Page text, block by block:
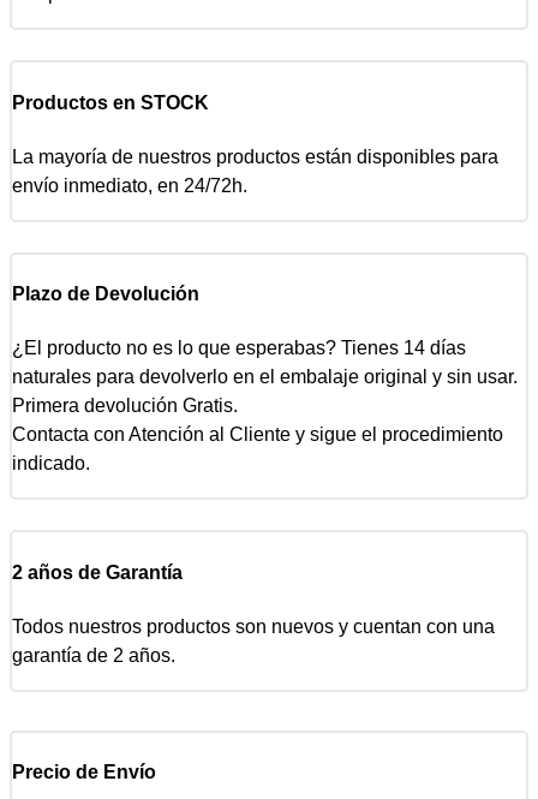
Productos en STOCK
La mayoría de nuestros productos están disponibles para
envío inmediato, en 24/72h.
Plazo de Devolución
¿El producto no es lo que esperabas? Tienes 14 días
naturales para devolverlo en el embalaje original y sin usar.
Primera devolución Gratis.
Contacta con Atención al Cliente y sigue el procedimiento
indicado.
2 años de Garantía
Todos nuestros productos son nuevos y cuentan con una
garantía de 2 años.
Precio de Envío